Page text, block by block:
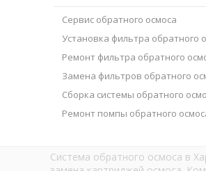
Сервис обратного осмоса
Установка фильтра обратного
Ремонт фильтра обратного
Замена фильтров обратного
Сборка системы обратного
Ремонт помпы обратного
Система обратного осмоса в